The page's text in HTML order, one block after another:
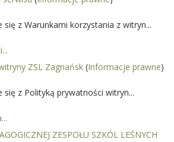
z Warunkami korzystania z witryn...
ZSL Zagnańsk (Informacje prawne)
się z Polityką prywatności witryn...
ZESPOŁU SZKÓL LEŚNYCH